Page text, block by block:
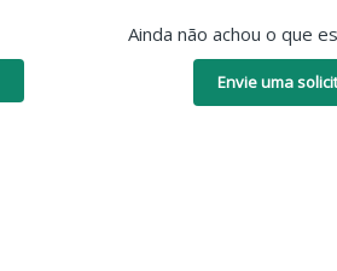
Ainda não achou o que
Envie uma